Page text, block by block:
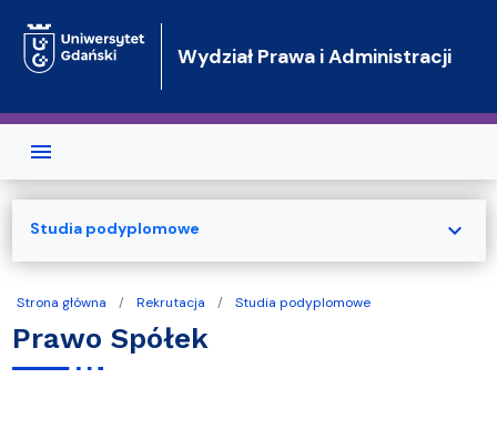
Wydział Prawa i Administracji
Strona główna Rekrutacja Studia podyplomowe
Prawo Spółek
Studia podyplomowe expand_more